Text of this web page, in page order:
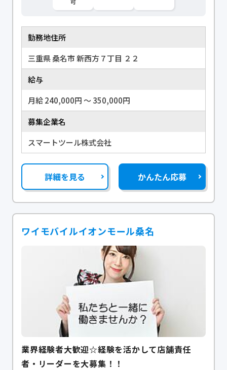
勤務地住所
三重県 桑名市 新西方７丁目 ２２
給与
月給 240,000円 〜 350,000円
募集企業名
スマートツール株式会社
詳細を見る かんたん応募
ワイモバイルイオンモール桑名
業界経験者大歓迎☆経験を活かして店舗責任
者・リーダーを大募集！！